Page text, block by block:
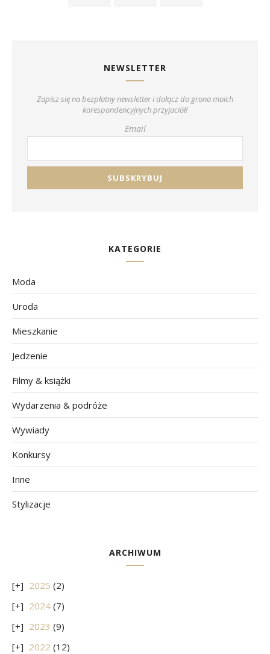
NEWSLETTER
Zapisz się na bezpłatny newsletter i dołącz do grona moich
korespondencyjnych przyjaciół!
Email
KATEGORIE
Moda
Uroda
Mieszkanie
Jedzenie
Filmy & książki
Wydarzenia & podróże
Wywiady
Konkursy
Inne
Stylizacje
ARCHIWUM
2025 (2)
2024 (7)
2023 (9)
2022 (12)